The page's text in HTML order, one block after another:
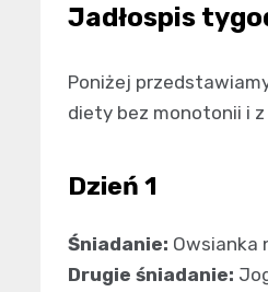
Jadłospis
Poniżej
diety bez monotonii i
Dzień 1
Śniadanie: Owsianka
Drugie śniadanie: